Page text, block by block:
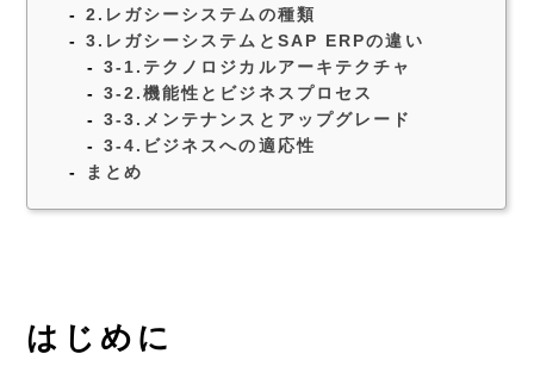
2.レガシーシステムの種類
3.レガシーシステムとSAP ERPの違い
3-1.テクノロジカルアーキテクチャ
3-2.機能性とビジネスプロセス
3-3.メンテナンスとアップグレード
3-4.ビジネスへの適応性
まとめ
はじめに